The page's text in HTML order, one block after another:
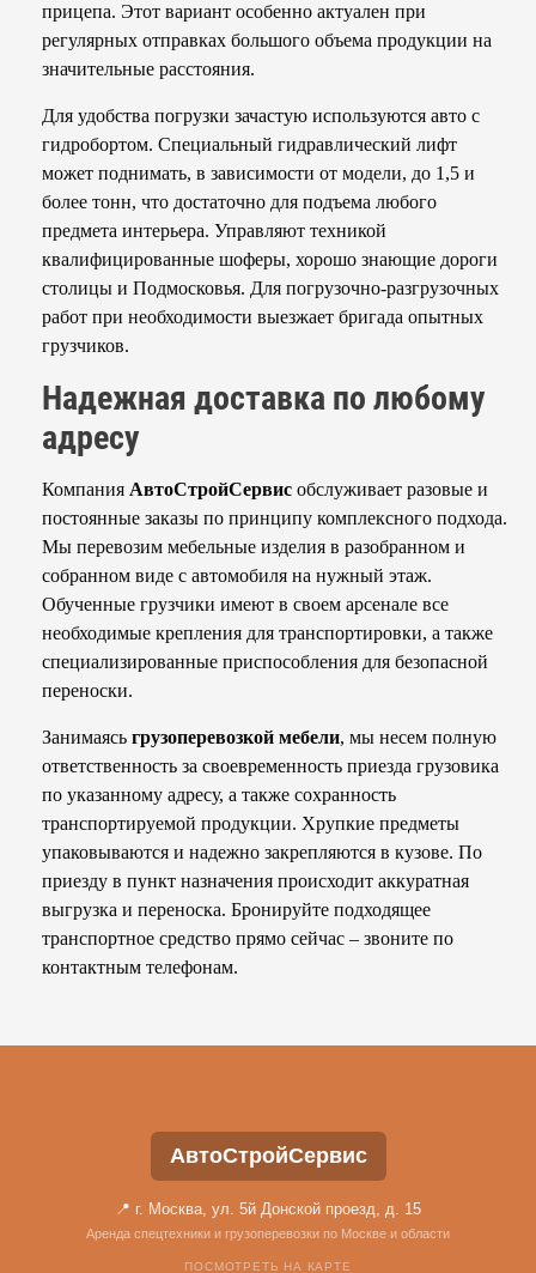
прицепа. Этот вариант особенно актуален при
регулярных отправках большого объема продукции на
значительные расстояния.
Для удобства погрузки зачастую используются авто с
гидробортом. Специальный гидравлический лифт
может поднимать, в зависимости от модели, до 1,5 и
более тонн, что достаточно для подъема любого
предмета интерьера. Управляют техникой
квалифицированные шоферы, хорошо знающие дороги
столицы и Подмосковья. Для погрузочно-разгрузочных
работ при необходимости выезжает бригада опытных
грузчиков.
Надежная доставка по любому
адресу
Компания АвтоСтройСервис обслуживает разовые и
постоянные заказы по принципу комплексного подхода.
Мы перевозим мебельные изделия в разобранном и
собранном виде с автомобиля на нужный этаж.
Обученные грузчики имеют в своем арсенале все
необходимые крепления для транспортировки, а также
специализированные приспособления для безопасной
переноски.
Занимаясь грузоперевозкой мебели, мы несем полную
ответственность за своевременность приезда грузовика
по указанному адресу, а также сохранность
транспортируемой продукции. Хрупкие предметы
упаковываются и надежно закрепляются в кузове. По
приезду в пункт назначения происходит аккуратная
выгрузка и переноска. Бронируйте подходящее
транспортное средство прямо сейчас – звоните по
контактным телефонам.
АвтоСтройСервис
📍 г. Москва, ул. 5й Донской проезд, д. 15
Аренда спецтехники и грузоперевозки по Москве и области
ПОСМОТРЕТЬ НА КАРТЕ